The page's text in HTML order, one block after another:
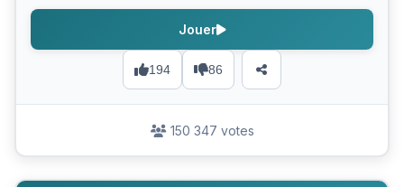
194 86
Jouer
150 347 votes